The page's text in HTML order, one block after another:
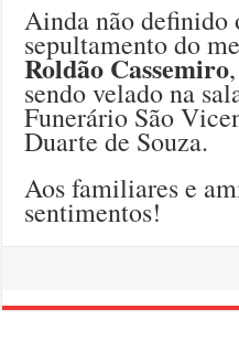
Ainda não definido
sepultamento do
Roldão Cassemiro
sendo velado na
Funerário São
Duarte de Souza.
Aos familiares e
sentimentos!